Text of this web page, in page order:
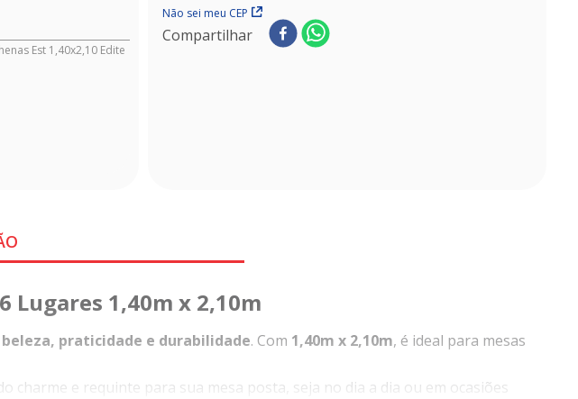
Est 1,40x2,10 Edite
Não sei meu CEP
Compartilhar
Lugares 1,40m x 2,10m
beleza, praticidade e durabilidade. Com 1,40m x 2,10m, é ideal para mesas
charme e requinte para sua mesa posta, seja no dia a dia ou em ocasiões